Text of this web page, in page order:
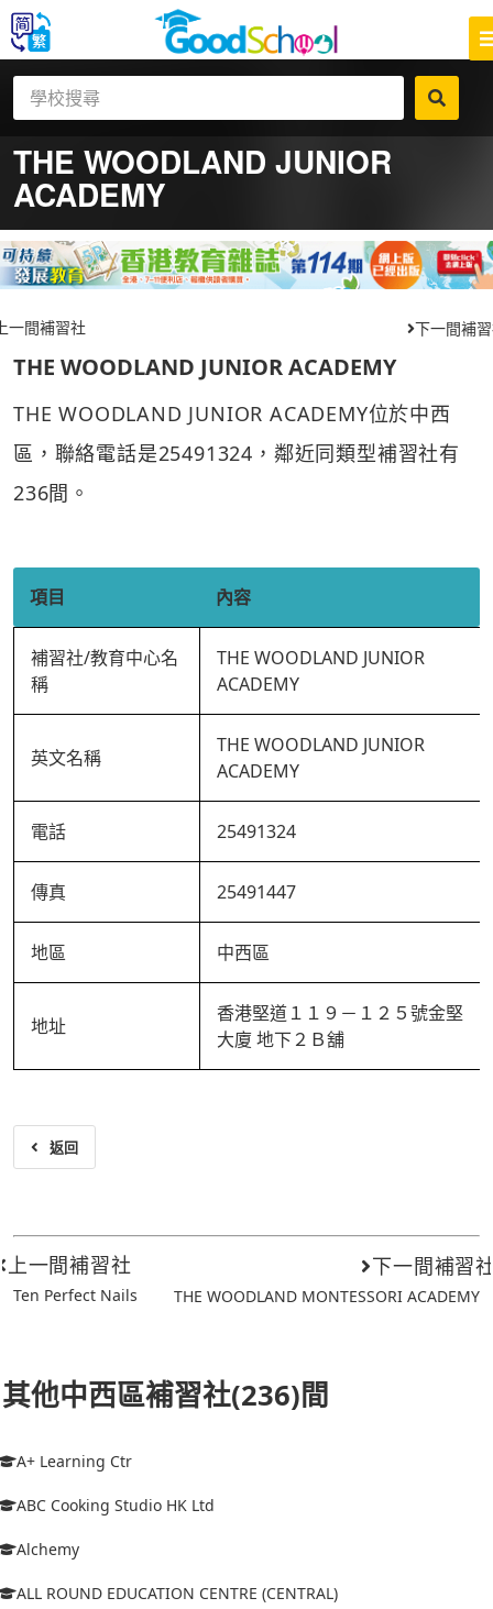
THE WOODLAND JUNIOR
ACADEMY
一間補習社 下一間補
THE WOODLAND JUNIOR ACADEMY
THE WOODLAND JUNIOR ACADEMY位於中西
區，聯絡電話是25491324，鄰近同類型補習社有
236間。
項目 內容
補習社/教育中心名
稱
THE WOODLAND JUNIOR
ACADEMY
英文名稱
THE WOODLAND JUNIOR
ACADEMY
電話 25491324
傳真 25491447
地區 中西區
地址
香港堅道１１９－１２５號金堅
大廈 地下２Ｂ舖
返回
上一間補習社
Ten Perfect Nails
下一間補習
THE WOODLAND MONTESSORI ACADEMY
其他中西區補習社(236)間
A+ Learning Ctr
ABC Cooking Studio HK Ltd
Alchemy
ALL ROUND EDUCATION CENTRE (CENTRAL)